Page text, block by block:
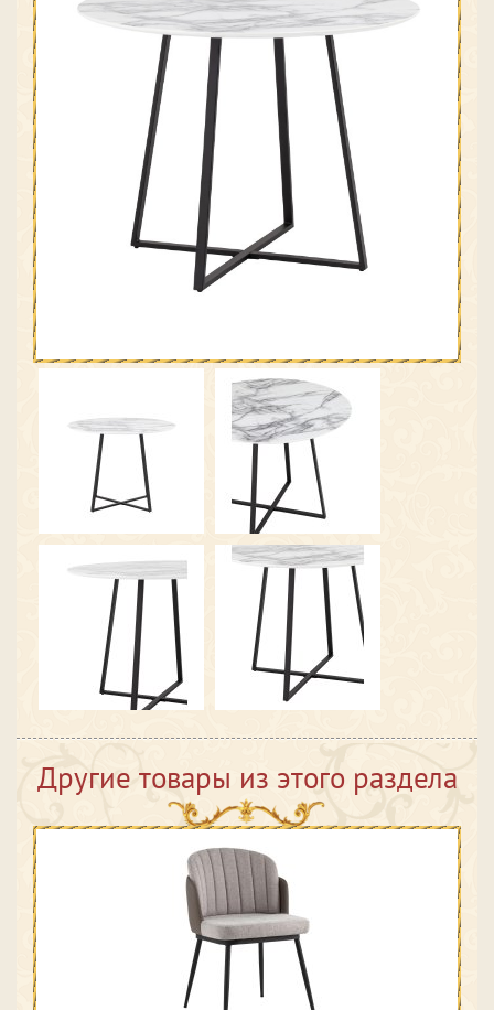
Другие товары из этого раздела